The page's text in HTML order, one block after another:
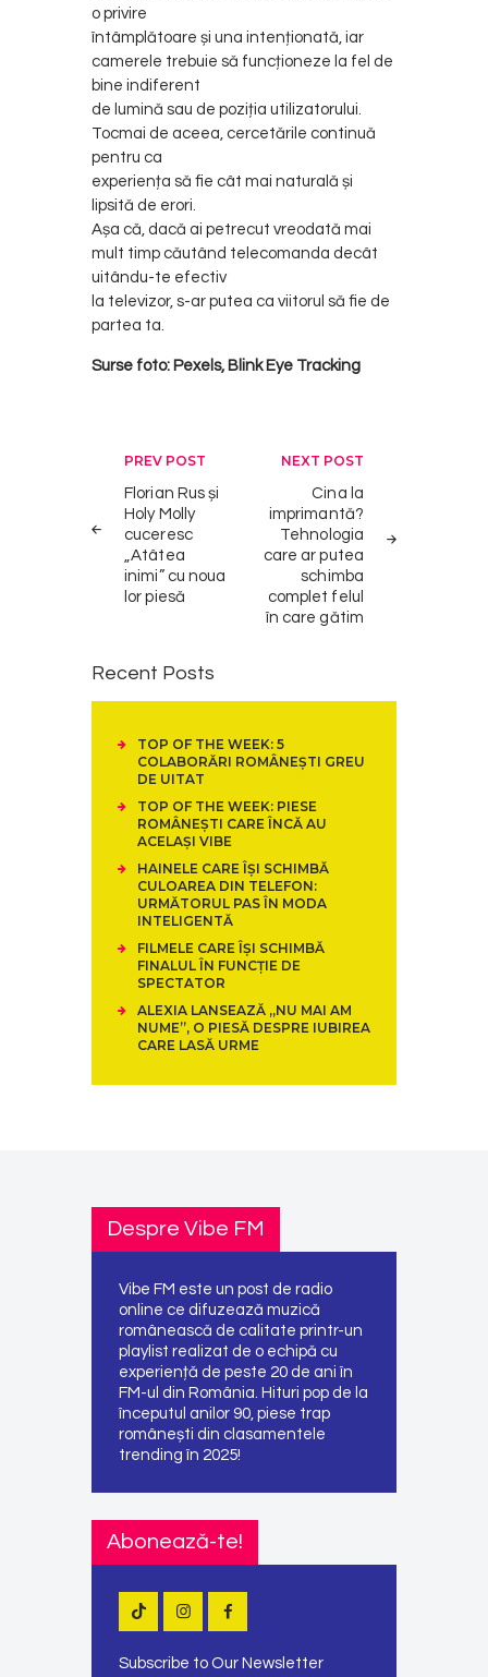
o privire
întâmplătoare și una intenționată, iar
camerele trebuie să funcționeze la fel de
bine indiferent
de lumină sau de poziția utilizatorului.
Tocmai de aceea, cercetările continuă
pentru ca
experiența să fie cât mai naturală și
lipsită de erori.
Așa că, dacă ai petrecut vreodată mai
mult timp căutând telecomanda decât
uitându-te efectiv
la televizor, s-ar putea ca viitorul să fie de
partea ta.
Surse foto: Pexels, Blink Eye Tracking
Post
navigation
PREV POST
Florian Rus și
Holy Molly
cuceresc
„Atâtea
inimi” cu noua
lor piesă
NEXT POST
Cina la
imprimantă?
Tehnologia
care ar putea
schimba
complet felul
în care gătim
Recent Posts
TOP OF THE WEEK: 5
COLABORĂRI ROMÂNEȘTI GREU
DE UITAT
TOP OF THE WEEK: PIESE
ROMÂNEȘTI CARE ÎNCĂ AU
ACELAȘI VIBE
HAINELE CARE ÎȘI SCHIMBĂ
CULOAREA DIN TELEFON:
URMĂTORUL PAS ÎN MODA
INTELIGENTĂ
FILMELE CARE ÎȘI SCHIMBĂ
FINALUL ÎN FUNCȚIE DE
SPECTATOR
ALEXIA LANSEAZĂ „NU MAI AM
NUME”, O PIESĂ DESPRE IUBIREA
CARE LASĂ URME
Despre Vibe FM
Vibe FM este un post de radio
online ce difuzează muzică
românească de calitate printr-un
playlist realizat de o echipă cu
experiență de peste 20 de ani în
FM-ul din România. Hituri pop de la
începutul anilor 90, piese trap
românești din clasamentele
trending în 2025!
Abonează-te!
Subscribe to Our Newsletter